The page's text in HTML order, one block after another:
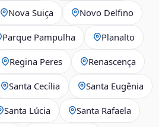
Nova Suiça Novo Delfino
Parque Pampulha Planalto
Regina Peres Renascença
Santa Cecília Santa Eugênia
Santa Lúcia Santa Rafaela